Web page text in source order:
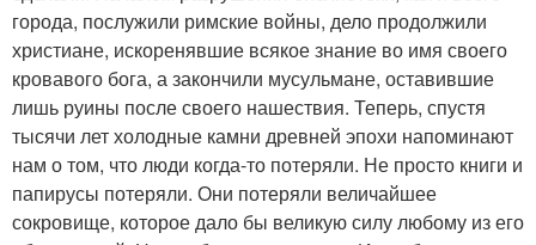
города, послужили римские войны, дело продолжили
христиане, искоренявшие всякое знание во имя своего
кровавого бога, а закончили мусульмане, оставившие
лишь руины после своего нашествия. Теперь, спустя
тысячи лет холодные камни древней эпохи напоминают
нам о том, что люди когда-то потеряли. Не просто книги и
папирусы потеряли. Они потеряли величайшее
сокровище, которое дало бы великую силу любому из его